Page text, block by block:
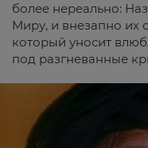
более нереально:
Миру, и внезапно их
который уносит
под разгневанные